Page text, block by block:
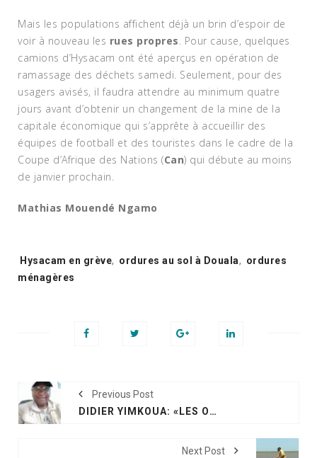
Mais les populations affichent déjà un brin d’espoir de
voir à nouveau les rues propres. Pour cause, quelques
camions d’Hysacam ont été aperçus en opération de
ramassage des déchets samedi. Seulement, pour des
usagers avisés, il faudra attendre au minimum quatre
jours avant d’obtenir un changement de la mine de la
capitale économique qui s’apprête à accueillir des
équipes de football et des touristes dans le cadre de la
Coupe d’Afrique des Nations (Can) qui débute au moins
de janvier prochain.
Mathias Mouendé Ngamo
Tags:
Hysacam en grève, ordures au sol à Douala, ordures
ménagères
Previous Post
DIDIER YIMKOUA: «LES ODEURS QUI S'ÉCHAPPENT DU LIXIVIAT SONT DES SOURCES D'INFECTIONS OCULAIRES ET RESPIRATOIRES»
Next Post